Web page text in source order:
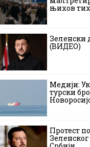
њихов
Зеленски
(ВИДЕО)
Медији:
турски
Протест